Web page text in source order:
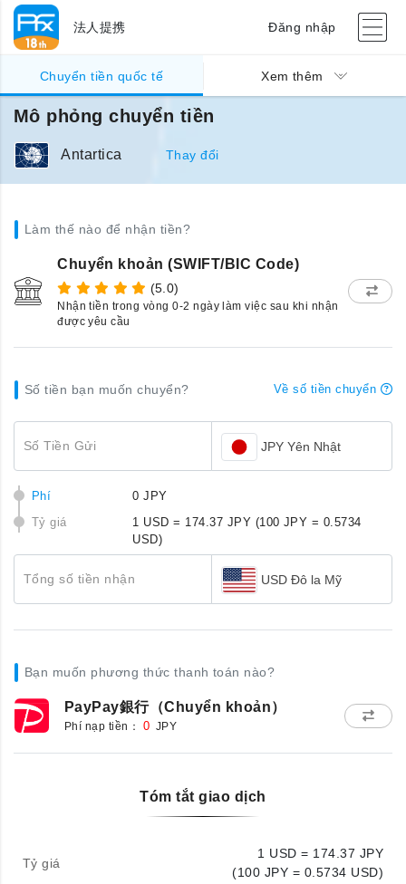
法人提携 Đăng nhập
Chuyển tiền quốc tế Xem thêm
Mô phỏng chuyển tiền
Antartica Thay đổi
Làm thế nào để nhận tiền?
Chuyển khoản (SWIFT/BIC Code)
(5.0)
Nhận tiền trong vòng 0-2 ngày làm việc sau khi nhận
được yêu cầu
Số tiền bạn muốn chuyển? Về số tiền chuyển
Số Tiền Gửi JPY Yên Nhật
Phí
0 JPY
Tỷ giá
1 USD = 174.37 JPY (100 JPY = 0.5734
USD)
Tổng số tiền nhận USD Đô la Mỹ
Bạn muốn phương thức thanh toán nào?
PayPay銀行（Chuyển khoản）
Phí nạp tiền： 0 JPY
Tóm tắt giao dịch
Tỷ giá
1 USD = 174.37 JPY
(100 JPY = 0.5734 USD)